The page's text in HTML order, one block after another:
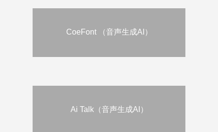
CoeFont （音声生成AI）
Ai Talk（音声生成AI）